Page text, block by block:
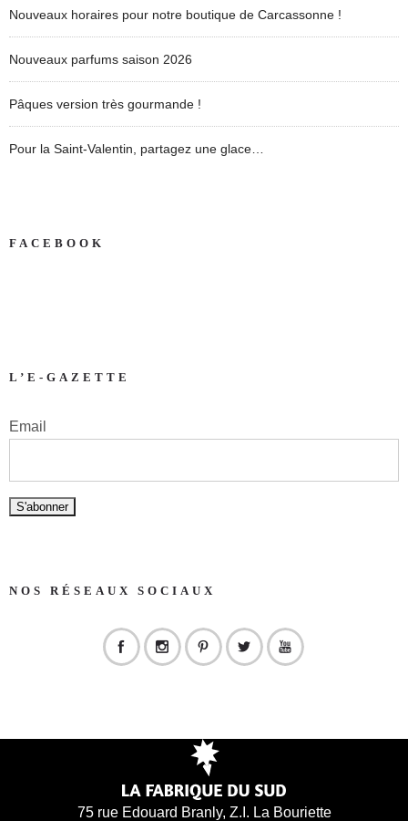
Nouveaux horaires pour notre boutique de Carcassonne !
Nouveaux parfums saison 2026
Pâques version très gourmande !
Pour la Saint-Valentin, partagez une glace…
FACEBOOK
L’E-GAZETTE
Email
NOS RÉSEAUX SOCIAUX
75 rue Edouard Branly, Z.I. La Bouriette